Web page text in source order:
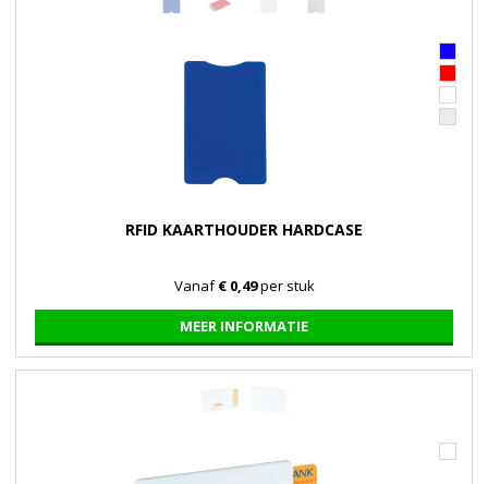
RFID KAARTHOUDER HARDCASE
Vanaf€ 0,49per stuk
MEER INFORMATIE